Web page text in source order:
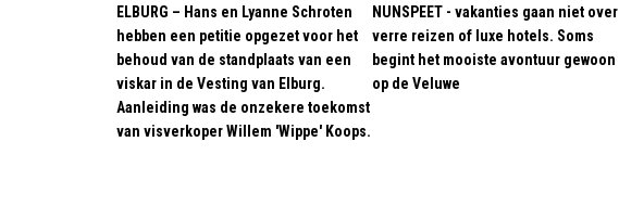
ELBURG – Hans en Lyanne Schroten
hebben een petitie opgezet voor het
behoud van de standplaats van een
viskar in de Vesting van Elburg.
Aanleiding was de onzekere toekomst
van visverkoper Willem 'Wippe' Koops.
NUNSPEET - vakanties gaan niet over
verre reizen of luxe hotels. Soms
begint het mooiste avontuur gewoon
op de Veluwe